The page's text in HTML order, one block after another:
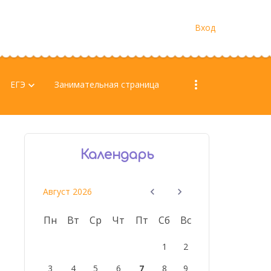
Вход
ЕГЭ keyboard_arrow_down Занимательная страница more_vert
Календарь
Август 2026
Пн Вт Ср Чт Пт Сб Вс
1
2
3
4 5 6 7 8
9